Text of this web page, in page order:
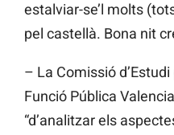
estalviar-se’l molts
pel castellà. Bona nit
– La Comissió
Funció Pública
“d’analitzar els